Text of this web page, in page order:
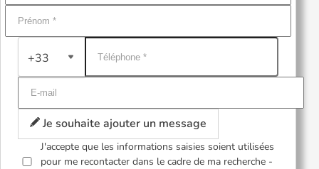
+33
Je souhaite ajouter un message
J'accepte que les informations saisies soient utilisées
pour me recontacter dans le cadre de ma recherche -